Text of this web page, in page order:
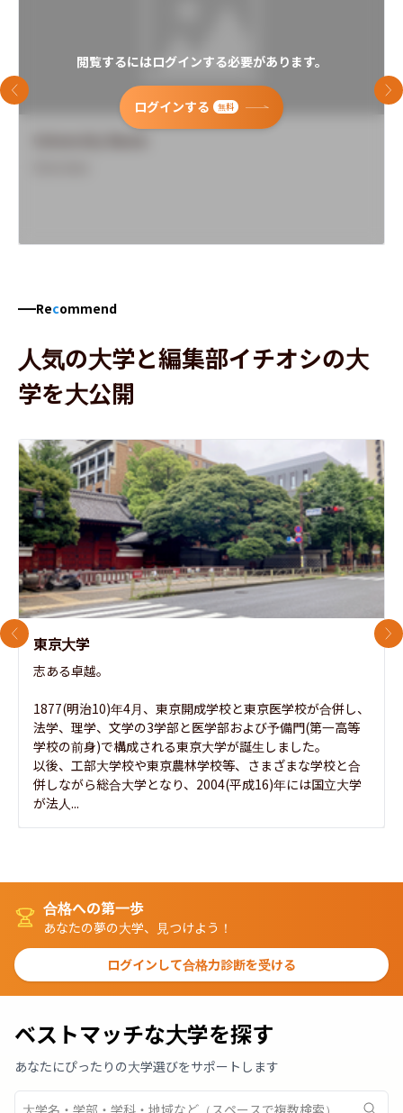
閲覧するにはログインする必要があります。
ログインする 無料
前のスライド 次
Recommend
人気の大学と編集部イチオシの大
学を大公開
東京大学
志ある卓越。
1877(明治10)年4月、東京開成学校と東京医学校が合併し、
法学、理学、文学の3学部と医学部および予備門(第一高等
学校の前身)で構成される東京大学が誕生しました。
以後、工部大学校や東京農林学校等、さまざまな学校と合
併しながら総合大学となり、2004(平成16)年には国立大学
が法人...
前のスライド 次
合格への第一歩
あなたの夢の大学、見つけよう！
ログインして合格力診断を受ける
ベストマッチな大学を探す
あなたにぴったりの大学選びをサポートします